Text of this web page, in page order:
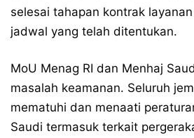
selesai tahapan kontrak
jadwal yang telah ditentukan.
MoU Menag RI dan Menhaj
masalah keamanan. Seluruh
mematuhi dan menaati
Saudi termasuk terkait